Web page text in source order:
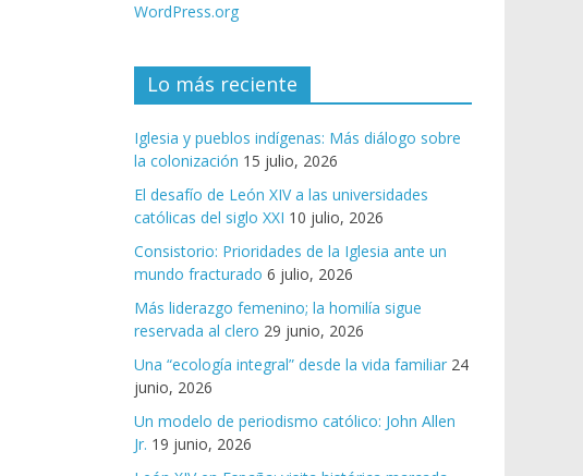
WordPress.org
Lo más reciente
Iglesia y pueblos indígenas: Más diálogo sobre
la colonización 15 julio, 2026
El desafío de León XIV a las universidades
católicas del siglo XXI 10 julio, 2026
Consistorio: Prioridades de la Iglesia ante un
mundo fracturado 6 julio, 2026
Más liderazgo femenino; la homilía sigue
reservada al clero 29 junio, 2026
Una “ecología integral” desde la vida familiar 24
junio, 2026
Un modelo de periodismo católico: John Allen
Jr. 19 junio, 2026